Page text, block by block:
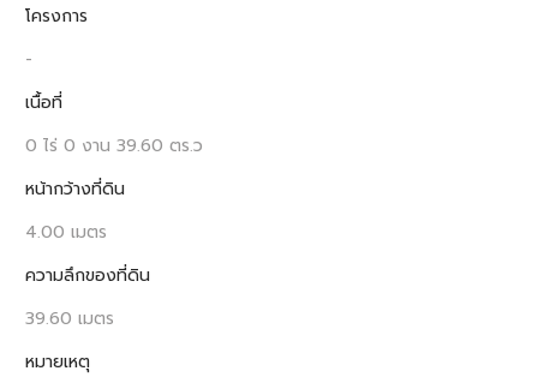
โครงการ
-
เนื้อที่
0 ไร่ 0 งาน 39.60 ตร.ว
หน้ากว้างที่ดิน
4.00 เมตร
ความลึกของที่ดิน
39.60 เมตร
หมายเหตุ